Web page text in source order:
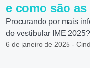
e como são
Procurando por mais
do vestibular IME
6 de janeiro de 2025 -